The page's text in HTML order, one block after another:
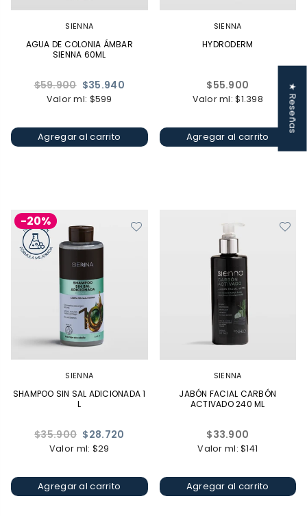
SIENNA
AGUA DE COLONIA ÁMBAR
SIENNA 60ML
Precio
habitual
$59.900 $35.940
Valor ml: $599
Agregar al carrito
SIENNA
HYDRODERM
Precio
habitual
$55.900
Valor ml: $1.398
Agregar al carrito
-20%
SIENNA
SHAMPOO SIN SAL ADICIONADA 1
L
Precio
habitual
$35.900 $28.720
Valor ml: $29
Agregar al carrito
SIENNA
JABÓN FACIAL CARBÓN
ACTIVADO 240 ML
Precio
habitual
$33.900
Valor ml: $141
Agregar al carrito
★ Reseñas